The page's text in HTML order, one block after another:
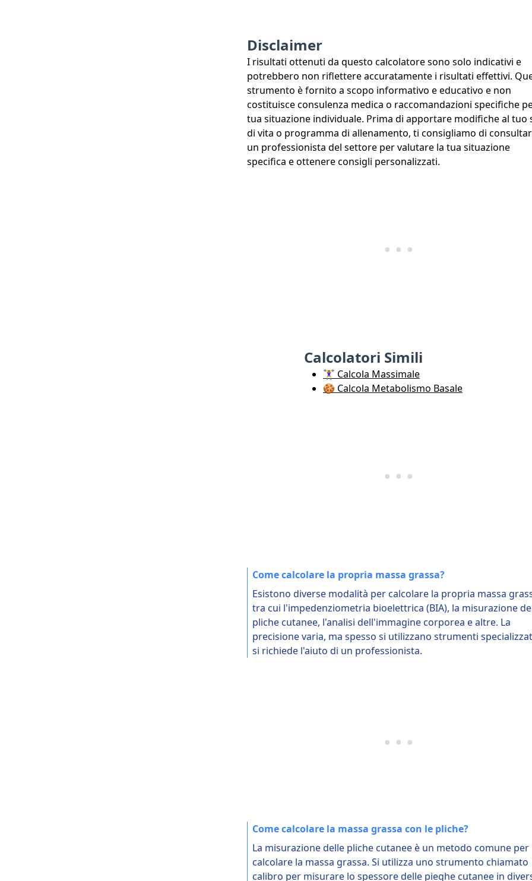
Disclaimer
I risultati ottenuti da questo calcolatore sono solo indicativi e
potrebbero non riflettere accuratamente i risultati effettivi.
strumento è fornito a scopo informativo e educativo e non
costituisce consulenza medica o raccomandazioni specifiche
tua situazione individuale. Prima di apportare modifiche al tuo
di vita o programma di allenamento, ti consigliamo di
un professionista del settore per valutare la tua situazione
specifica e ottenere consigli personalizzati.
Calcolatori Simili
🏋️‍♀️ Calcola Massimale
🍪 Calcola Metabolismo Basale
Come calcolare la propria massa grassa?
Esistono diverse modalità per calcolare la propria massa
tra cui l'impedenziometria bioelettrica (BIA), la misurazione
pliche cutanee, l'analisi dell'immagine corporea e altre. La
precisione varia, ma spesso si utilizzano strumenti
si richiede l'aiuto di un professionista.
Come calcolare la massa grassa con le pliche?
La misurazione delle pliche cutanee è un metodo comune per
calcolare la massa grassa. Si utilizza uno strumento chiamato
calibro per misurare lo spessore delle pieghe cutanee in